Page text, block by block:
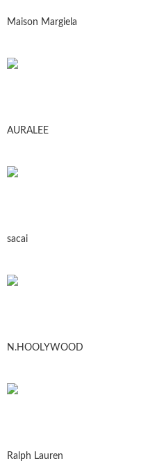
Maison Margiela
AURALEE
sacai
N.HOOLYWOOD
Ralph Lauren